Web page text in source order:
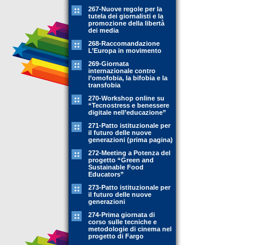
267-Nuove regole per la
tutela dei giornalisti e la
promozione della libertà
dei media
268-Raccomandazione
L’Europa in movimento
269-Giornata
internazionale contro
l’omofobia, la bifobia e la
transfobia
270-Workshop online su
“Tecnostress e benessere
digitale nell’educazione”
271-Patto istituzionale per
il futuro delle nuove
generazioni (prima pagina)
272-Meeting a Potenza del
progetto “Green and
Sustainable Food
Educators”
273-Patto istituzionale per
il futuro delle nuove
generazioni
274-Prima giornata di
corso sulle tecniche e
metodologie di cinema nel
progetto di Fargo